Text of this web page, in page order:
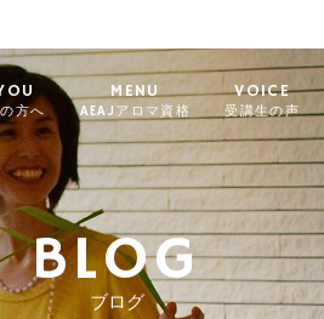
方へ
MENU
AEAJアロマ資格
VOICE
受講生の声
BLOG
ブログ